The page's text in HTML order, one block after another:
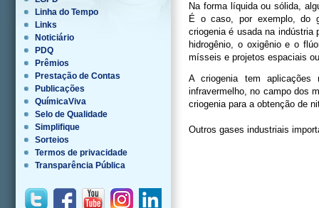
Linha do Tempo
Links
Noticiário
PDQ
Prêmios
Prestação de Contas
Publicações
QuímicaViva
Selo de Qualidade
Simplifique
Sorteios
Termos de privacidade
Transparência Pública
Na forma líquida ou sólida,
É o caso, por exemplo, do
criogenia é usada na indústria
hidrogênio, o oxigênio e o
mísseis e projetos espaciais
A criogenia tem aplicações
infravermelho, no campo dos
criogenia para a obtenção de
Outros gases industriais